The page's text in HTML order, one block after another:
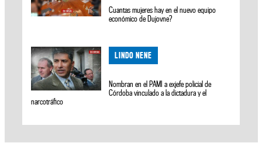
Cuantas mujeres hay en el nuevo equipo
económico de Dujovne?
LINDO NENE
Nombran en el PAMI a exjefe policial de
Córdoba vinculado a la dictadura y el
narcotráfico